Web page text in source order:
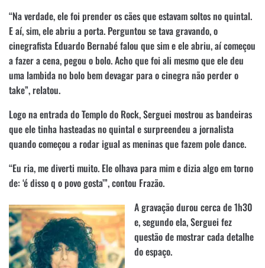
“Na verdade, ele foi prender os cães que estavam soltos no quintal.
E aí, sim, ele abriu a porta. Perguntou se tava gravando, o
cinegrafista Eduardo Bernabé falou que sim e ele abriu, aí começou
a fazer a cena, pegou o bolo. Acho que foi ali mesmo que ele deu
uma lambida no bolo bem devagar para o cinegra não perder o
take”, relatou.
Logo na entrada do Templo do Rock, Serguei mostrou as bandeiras
que ele tinha hasteadas no quintal e surpreendeu a jornalista
quando começou a rodar igual as meninas que fazem pole dance.
“Eu ria, me diverti muito. Ele olhava para mim e dizia algo em torno
de: ‘é disso q o povo gosta’”, contou Frazão.
A gravação durou cerca de 1h30
e, segundo ela, Serguei fez
questão de mostrar cada detalhe
do espaço.